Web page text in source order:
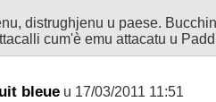
distrughjenu u paese.
cum'è emu attacatu u
bleue u 17/03/2011 11:51